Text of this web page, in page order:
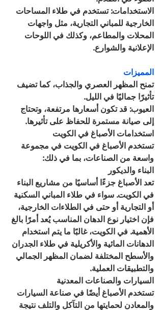
الاستخدامات: تستخدم في طلاء المساحات
الخارجية للمباني التجارية، مثل واجهات
المحلات والمطاعم، وكذلك في اللوحات
الإعلانية والشوارع.
المميزات
تمنح المظهر العصري والجذاب، كما تضيف
تأثيرًا جماليًا في الليل.
العيوب: قد تكون أسعارها مرتفعة، وتحتاج
إلى صيانة مستمرة للحفاظ على تأثيرها.
استخدامات الأصباغ في الكويت
تستخدم الأصباغ في الكويت في مجموعة
واسعة من الصناعات، بما في ذلك:
البناء والديكور
تعد الأصباغ جزءًا أساسيًا من مشاريع البناء
في الكويت. سواء في طلاء المباني السكنية
أو التجارية أو حتى في الطلاءات الخارجية،
فإن اختيار نوع الدهان المناسب يُعد أمرًا بالغ
الأهمية. في الكويت، غالبًا ما يتم استخدام
الدهانات المائية والأكريلية في طلاء الجدران
والأسطح المختلفة لضمان المظهر الجمالي
والتطبيقات العملية.
السيارات والصناعات المعدنية
تستخدم الأصباغ أيضًا في صناعة السيارات
والمعادن لحمايتها من التآكل والتلف نتيجة